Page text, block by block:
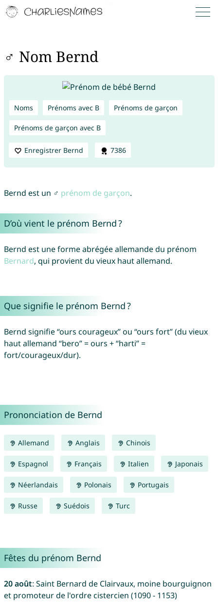
♂ Nom Bernd
Noms Prénoms avec B Prénoms de garçon
Prénoms de garçon avec B
Enregistrer Bernd 7386
Bernd est un ♂ prénom de garçon.
D’où vient le prénom Bernd ?
Bernd est une forme abrégée allemande du prénom
Bernard, qui provient du vieux haut allemand.
Que signifie le prénom Bernd ?
Bernd signifie “ours courageux” ou “ours fort” (du vieux
haut allemand “bero” = ours + “harti” =
fort/courageux/dur).
Prononciation de Bernd
Allemand Anglais Chinois
Espagnol Français Italien Japonais
Néerlandais Polonais Portugais
Russe Suédois Turc
Fêtes du prénom Bernd
20 août: Saint Bernard de Clairvaux, moine bourguignon
et promoteur de l'ordre cistercien (1090 - 1153)